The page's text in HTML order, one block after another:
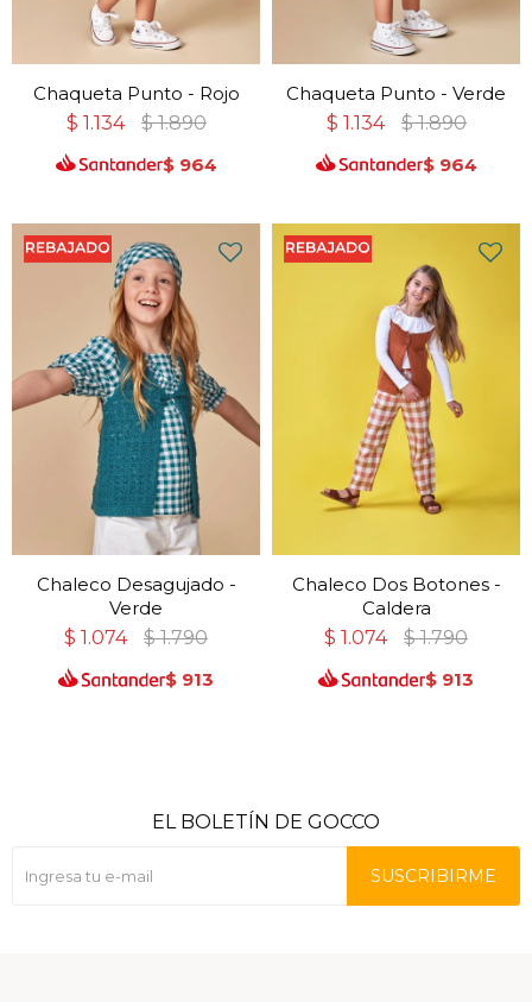
Chaqueta Punto - Rojo
$ 1.134 $ 1.890
$ 964
Chaqueta Punto - Verde
$ 1.134 $ 1.890
$ 964
Chaleco Desagujado -
Verde
$ 1.074 $ 1.790
$ 913
Chaleco Dos Botones -
Caldera
$ 1.074 $ 1.790
$ 913
EL BOLETÍN DE GOCCO
SUSCRIBIRME